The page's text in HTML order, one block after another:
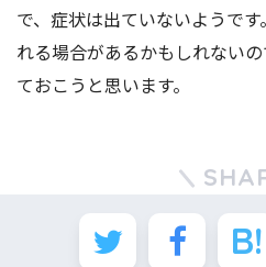
で、症状は出ていないようで
れる場合があるかもしれない
ておこうと思います。